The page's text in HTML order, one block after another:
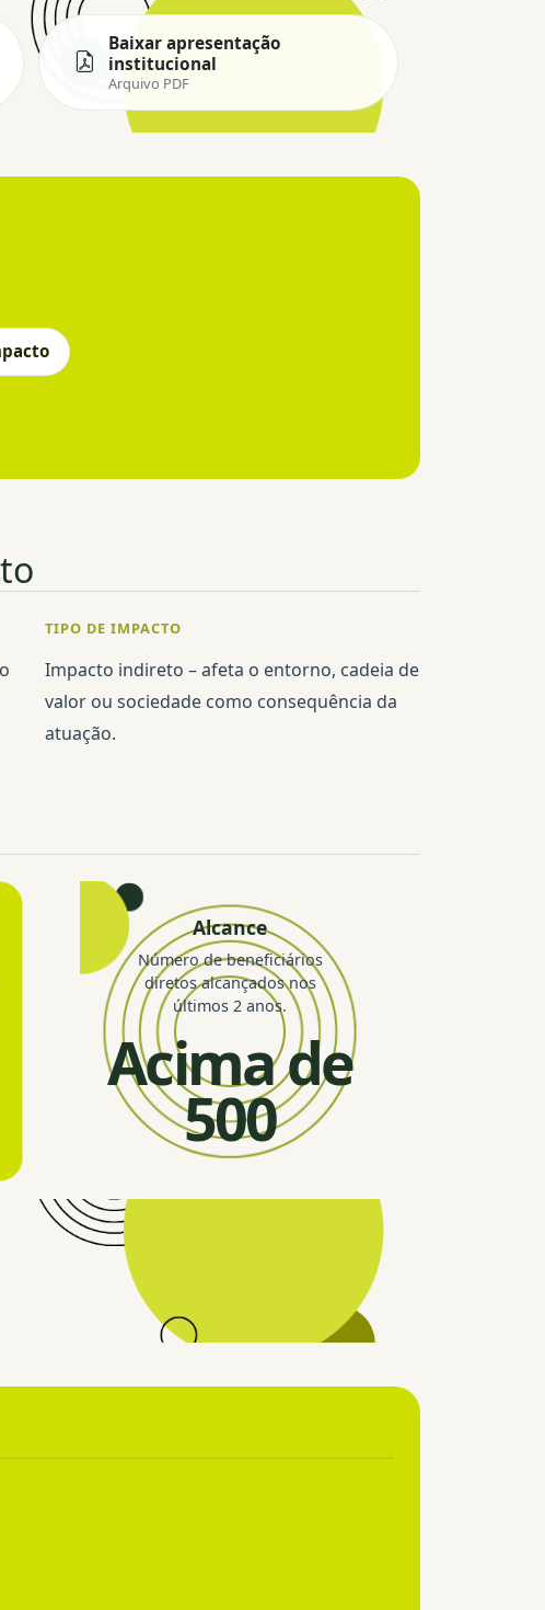
Baixar apresentação
institucional
Arquivo PDF
TIPO DE IMPACTO
Impacto indireto – afeta o entorno, cadeia de
valor ou sociedade como consequência da
atuação.
Alcance
Número de beneficiários
diretos alcançados nos
últimos 2 anos.
Acima de
500